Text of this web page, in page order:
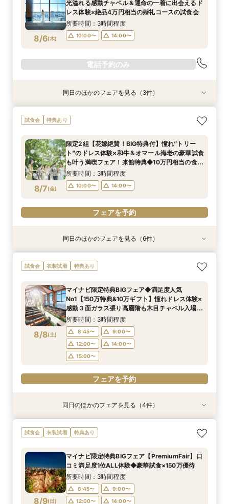
8/6(木)
光溢れる感動チャペル＆運命の一着に出会えるド
レス体験×絶品4万円相当の婚礼コースの試食会
所要時間：3時間程度
10:00〜 14:00〜
電話予約のみ
特典あり
8/6(木)
【10名66万円★専用会場有】最短1ヶ月で準備
OK！6名様から適用可10名66万円からの少人数
所要時間：3時間程度
10:00〜 14:00〜
電話予約のみ
特典あり
8/6(木)
【料理重視◎ミシュランの味】和牛やオマール海
老など4万円相当の豪華コース試食＆豪華10万円
フェア
所要時間：3時間程度
10:00〜 14:00〜
電話予約のみ
8/6(木)
【初見学が1番お得】専属プランナーがお見積も
りオリジナル作成*10万円相当ギフト特典付き
の挙式体験×ドレス×和牛・オマール海老の豪華4
万相当試食フェア
所要時間：1時間30分程度
10:00〜 14:00〜
電話予約のみ
同日のほかのフェアを見る（3件）
試食会 特典あり
8/7(金)
限定2組【花嫁絶賛！BIG特典付】憧れ”トリー
ト”のドレス体験×和牛＆オマール海老の豪華試食
も叶う満喫フェア！来館特典◆10万円相当の食事
&宿泊券付
所要時間：3時間程度
10:00〜 14:00〜
フェアを予約
特典あり
8/7(金)
【最短60日】専属プランナーで安心！パパママ
応援160万特典+挙式当日2泊3日スイートルーム
所要時間：3時間程度
10:00〜 14:00〜
フェアを予約
8/7(金)
【自宅＆スマホでOK】◆オンライン会場相談◆
ご遠方でも安心◎気軽に見学
10:30〜 14:30〜
フェアを予約
特典あり
8/7(金)
【2万円相当レストランペアチケット付】おふた
りのお時間に合わせて最短90分でご案内可能！
イック相談会★
所要時間：3時間程度
10:00〜 14:00〜
フェアを予約
特典あり
8/7(金)
【10名66万円★専用会場有】最短1ヶ月で準備
OK！6名様から適用可10名66万円からの少人数
所要時間：3時間程度
10:00〜 14:00〜
フェアを予約
特典あり
8/7(金)
【料理重視◎ミシュランの味】和牛やオマール海
老など4万円相当の豪華コース試食＆豪華10万円
フェア
所要時間：3時間程度
10:00〜 14:00〜
フェアを予約
8/7(金)
【初見学が1番お得】専属プランナーがお見積も
りオリジナル作成*10万円相当ギフト特典付き
の挙式体験×ドレス×和牛・オマール海老の豪華4
万相当試食フェア
所要時間：1時間30分程度
10:00〜 14:00〜
フェアを予約
同日のほかのフェアを見る（6件）
試食会 衣装試着 特典あり
8/8(土)
マイナビ限定特典BIGフェア◆満足度人気
No1【150万特典&10万ギフト】憧れドレス体験×
感動３面ガラス張り高層階も木目チャペル入場
×4万円相当無料コース試食付
所要時間：3時間程度
8:45〜
9:00〜
12:00〜
14:00〜
15:00〜
フェアを予約
特典あり
8/8(土)
【少人数専用会場2025年秋OPEN限定プラン】
最短1ヶ月で準備OK！6名様から適用可10名66万
の延期も柔軟に対応♪
所要時間：3時間程度
12:00〜
14:00〜
15:00〜
特典あり
8/8(土)
【3組限定・ミシュランの味】和牛&オマール4万
円相当試食◆レストランペアチケット
8:45〜
9:00〜
12:00〜
14:00〜
15:00〜
8/8(土)
【オンライン30分】1軒目見学前プランナーに直
接相談安心フェア
10:30〜 15:30〜
フェアを予約
特典あり
8/8(土)
【パパママ応援プラン◆最短1ヶ月で準備OK】マ
タニティ相談会*専属ウェディングプランナーが
案させていただくので安心＊マタニティ限定160
万円優待プレゼント
所要時間：3時間程度
12:00〜
14:00〜
15:00〜
同日のほかのフェアを見る（4件）
試食会 衣装試着 特典あり
8/9(日)
マイナビ限定特典BIGフェア【PremiumFair】口
コミ満足度1位ALL体験◆豪華試食×150万優待
所要時間：3時間程度
8:45〜
9:00〜
12:00〜
14:00〜